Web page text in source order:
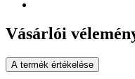
Vásárlói
A termék értékelése